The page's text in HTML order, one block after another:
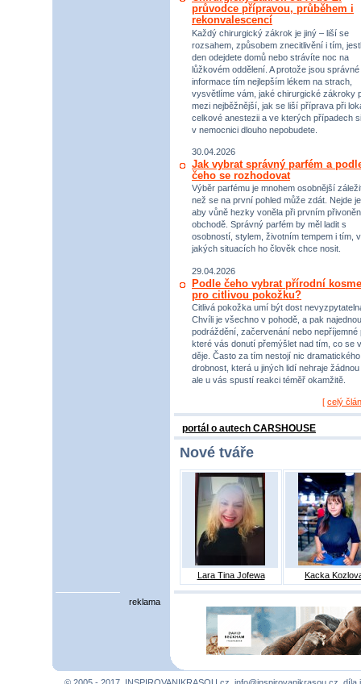
průvodce přípravou, průběhem i
rekonvalescencí
Každý chirurgický zákrok je jiný – liší se
rozsahem, způsobem znecitlivění i tím,
den odejdete domů nebo strávíte noc na
lůžkovém oddělení. A protože jsou správné
informace tím nejlepším lékem na strach,
vysvětlíme vám, jaké chirurgické zákroky
mezi nejběžnější, jak se liší příprava při
celkové anestezii a ve kterých případech si
v nemocnici dlouho nepobudete.
30.04.2026
Jak vybrat správný parfém a
čeho se rozhodovat
Výběr parfému je mnohem osobnější
než se na první pohled může zdát. Nejde
aby vůně hezky voněla při prvním
obchodě. Správný parfém by měl ladit s
osobností, stylem, životním tempem i tím, v
jakých situacích ho člověk chce nosit.
29.04.2026
Podle čeho vybrat přírodní
pro citlivou pokožku?
Citlivá pokožka umí být dost
Chvíli je všechno v pohodě, a pak
podráždění, začervenání nebo nepříjemné
které vás donutí přemýšlet nad tím, co se
děje. Často za tím nestojí nic
drobnost, která u jiných lidí nehraje žádnou
ale u vás spustí reakci téměř okamžitě.
[ celý
portál o autech CARSHOUSE
Nové tváře
Lara Tina Jofewa Kacka
reklama